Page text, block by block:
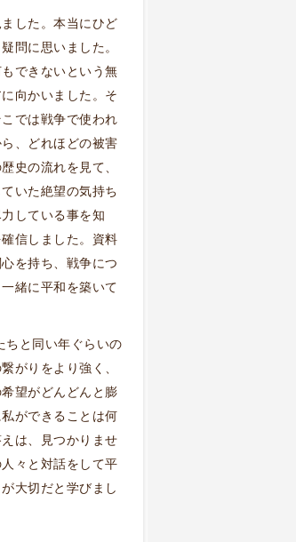
した。本当にひど
問に思いました。
できないという無
向かいました。そ
では戦争で使われ
、どれほどの被害
史の流れを見て、
いた絶望の気持ち
している事を知
信しました。資料
を持ち、戦争につ
緒に平和を築いて
ちと同い年ぐらいの
がりをより強く、
望がどんどんと膨
ができることは何
は、見つかりませ
々と対話をして平
大切だと学びまし